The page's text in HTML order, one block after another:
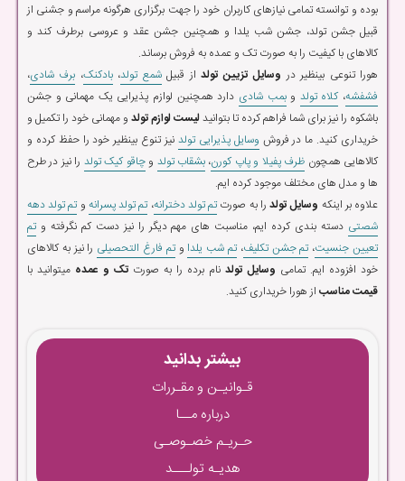
بوده و توانسته تمامی نیازهای کاربران خود را جهت برگزاری هرگونه مراسم و جشنی از
قبیل جشن تولد، جشن شب یلدا و همچنین جشن عقد و عروسی برطرف کند و
کالاهای با کیفیت را به صورت تک و عمده به فروش برساند.
هورا تنوعی بینظیر در وسایل تزیین تولداز قبیلشمع تولد،بادکنک، برف شادی،
فشفشه،کلاه تولد وبمب شادی دارد همچنین لوازم پذیرایی یک مهمانی و جشن
باشکوه را نیز برای شما فراهم کرده تا بتوانیدلیست لوازم تولد و مهمانی خود را تکمیل و
خریداری کنید. ما در فروش وسایل پذیرایی تولد نیز تنوع بینظیر خود را حفظ کرده و
کالاهایی همچون ظرف پفیلا و پاپ کورن،بشقاب تولد وچاقو کیک تولد را نیز در طرح
ها و مدل های مختلف موجود کرده ایم.
علاوه بر اینکه وسایل تولدرا به صورتتم تولد دخترانه،تم تولد پسرانه وتم تولد دهه
شصتی دسته بندی کرده ایم، مناسبت های مهم دیگر را نیز دست کم نگرفته وتم
تعیین جنسیت،تم جشن تکلیف،تم شب یلدا وتم فارغ التحصیلی را نیز به کالاهای
خود افزوده ایم. تمامی وسایل تولد نام برده را به صورت تک و عمده میتوانید با
قیمت مناسب از هورا خریداری کنید.
بیشتر بدانید
قـوانیـن و مقـررات
درباره مــا
حـریـم خصـوصـی
هدیـه تولـــد